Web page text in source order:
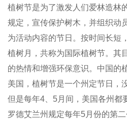
植树节是为了激发人们爱林造林
规定，宣传保护树木，并组织动
为活动内容的节日。按时间长短
植树月，共称为国际植树节。其
的热情和增强环保意识。中国的
美国，植树节是一个州定节日，
但是每年4、5月间，美国各州都
罗德艾兰州规定每年5月份的第